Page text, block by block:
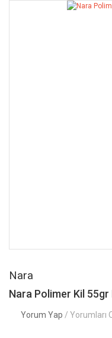
Nara
Nara Polimer Kil
Yorum Yap / Yorumları